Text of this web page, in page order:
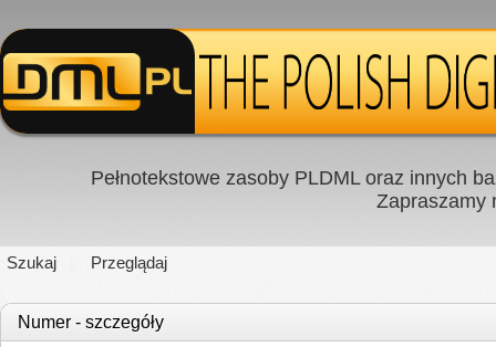
Pełnotekstowe zasoby PLDML oraz innych
Zapraszamy
Szukaj Przeglądaj
Numer - szczegóły